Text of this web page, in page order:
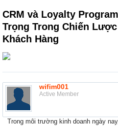
CRM và Loyalty
Trọng Trong Chiến
Khách Hàng
wifim001
Active Member
Trong môi trường kinh doanh ngày